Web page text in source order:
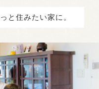
と住みたい家に。